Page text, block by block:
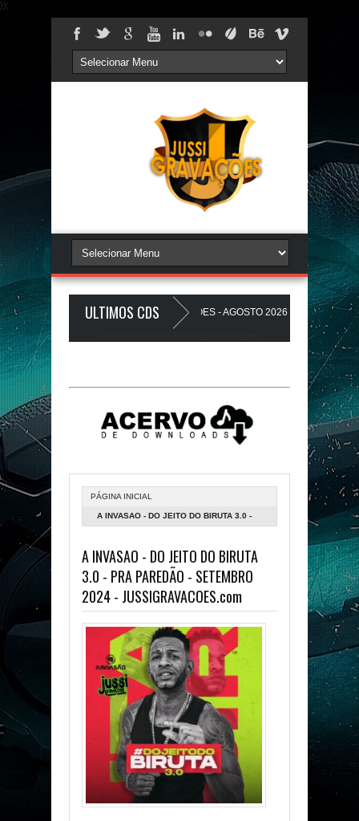
});
ULTIMOS CDS
17.0 - A PLAYLIST DOS PAREDÕES - AGOSTO 2026 - O ZeRo Um é
A Favela Ta Gostosa 5.0 - LANÇAMENTO - JUSSIGRAVACOES.com
PÁGINA INICIAL
A INVASAO - DO JEITO DO BIRUTA 3.0 -
JUSSIGRAVACOES.COM
A INVASAO - DO JEITO DO BIRUTA
3.0 - PRA PAREDÃO - SETEMBRO
2024 - JUSSIGRAVACOES.com